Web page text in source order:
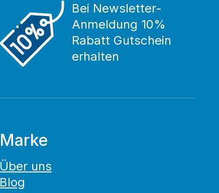
Bei Newsletter-
Anmeldung 10%
Rabatt Gutschein
erhalten
Marke
Über uns
Blog